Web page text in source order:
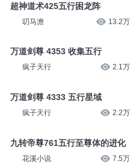
超神道术425五行困龙阵
叨马澹 13.2万
万道剑尊 4353 收集五行
疯子天行 2.1万
万道剑尊 4333 五行星域
疯子天行 2.2万
九转帝尊761五行至尊体的进化
花溪小说 7.5万